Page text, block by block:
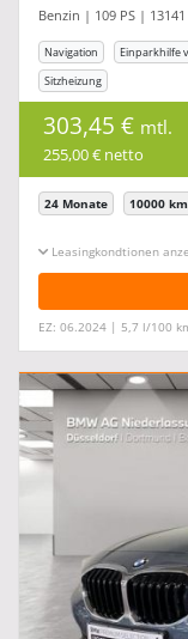
Benzin | 109 PS |
Navigation Einparkhilfe
Sitzheizung
303,45 € mtl.
255,00 € netto
24 Monate 10000
Leasingkonditionen
EZ: 06.2024 | 5,7 l/100